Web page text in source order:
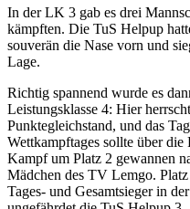
In der LK 3 gab es drei
kämpften. Die TuS Helpup
souverän die Nase vorn und
Lage.
Richtig spannend wurde es
Leistungsklasse 4: Hier
Punktegleichstand, und das
Wettkampftages sollte über die
Kampf um Platz 2 gewannen
Mädchen des TV Lemgo.
Tages- und Gesamtsieger in